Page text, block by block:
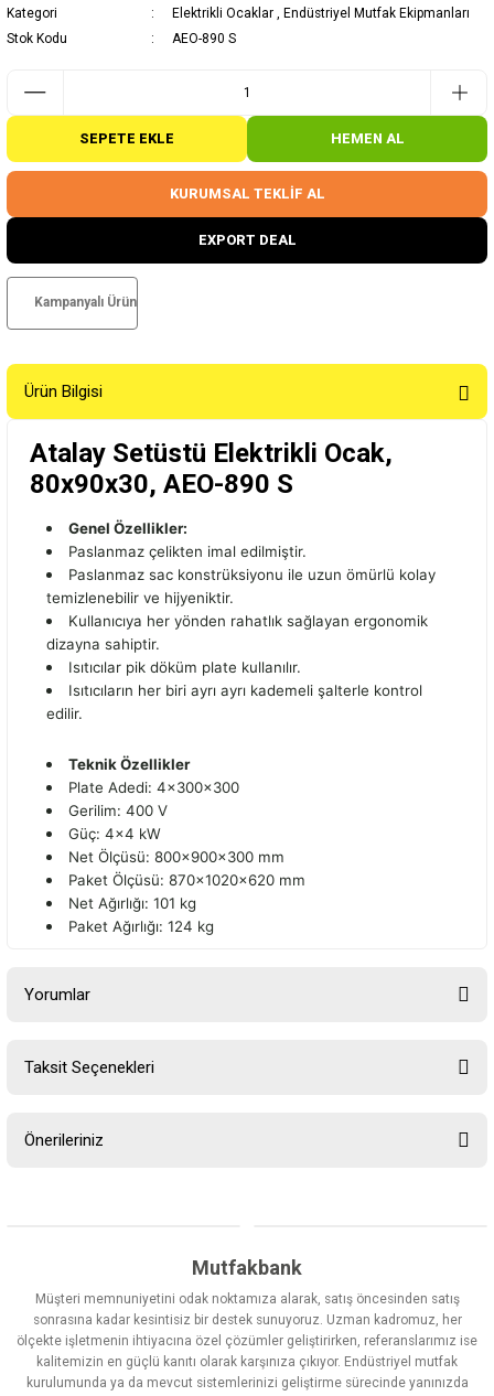
Kategori Elektrikli Ocaklar
Endüstriyel Mutfak Ekipmanları
Stok Kodu
AEO-890 S
SEPETE EKLE HEMEN AL
KURUMSAL TEKLİF AL
EXPORT DEAL
Kampanyalı Ürün
Ürün Bilgisi
Atalay Setüstü Elektrikli Ocak,
80x90x30, AEO-890 S
Genel Özellikler:
Paslanmaz çelikten imal edilmiştir.
Paslanmaz sac konstrüksiyonu ile uzun ömürlü kolay
temizlenebilir ve hijyeniktir.
Kullanıcıya her yönden rahatlık sağlayan ergonomik
dizayna sahiptir.
Isıtıcılar pik döküm plate kullanılır.
Isıtıcıların her biri ayrı ayrı kademeli şalterle kontrol
edilir.
Teknik Özellikler
Plate Adedi: 4x300x300
Gerilim: 400 V
Güç: 4x4 kW
Net Ölçüsü: 800x900x300 mm
Paket Ölçüsü: 870x1020x620 mm
Net Ağırlığı: 101 kg
Paket Ağırlığı: 124 kg
Yorumlar
Taksit Seçenekleri
Önerileriniz
Görüş ve önerileriniz için teşekkür ederiz.
Ürün resmi kalitesiz, bozuk veya görüntülenemiyor.
Ürün açıklamasında eksik bilgiler bulunuyor.
Ürün bilgilerinde hatalar bulunuyor.
Mutfakbank
Müşteri memnuniyetini odak noktamıza alarak, satış öncesinden satış
sonrasına kadar kesintisiz bir destek sunuyoruz. Uzman kadromuz, her
ölçekte işletmenin ihtiyacına özel çözümler geliştirirken, referanslarımız ise
kalitemizin en güçlü kanıtı olarak karşınıza çıkıyor. Endüstriyel mutfak
kurulumunda ya da mevcut sistemlerinizi geliştirme sürecinde yanınızda